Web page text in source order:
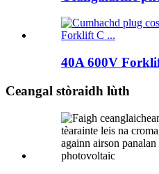
40A 600V
Ceangal stòraidh lùth